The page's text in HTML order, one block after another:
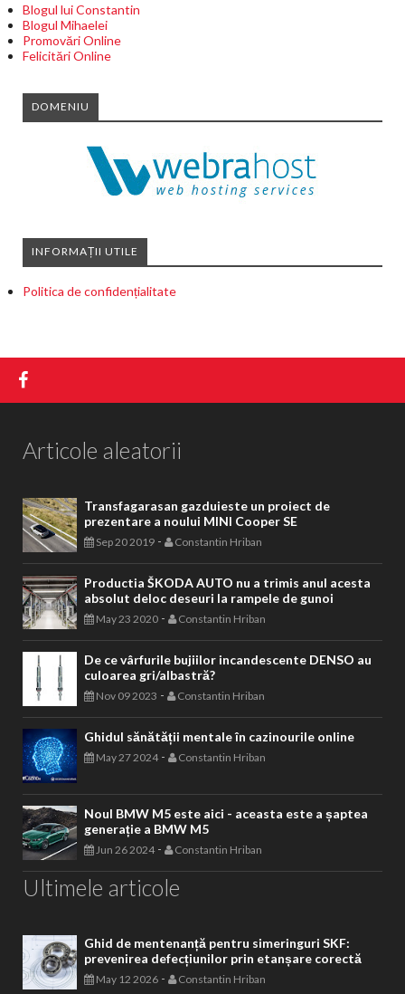
Blogul lui Constantin
Blogul Mihaelei
Promovări Online
Felicitări Online
DOMENIU
INFORMAȚII UTILE
Politica de confidențialitate
Articole aleatorii
Transfagarasan gazduieste un proiect de
prezentare a noului MINI Cooper SE
Sep 20 2019 - Constantin Hriban
Productia ŠKODA AUTO nu a trimis anul acesta
absolut deloc deseuri la rampele de gunoi
May 23 2020 - Constantin Hriban
De ce vârfurile bujiilor incandescente DENSO au
culoarea gri/albastră?
Nov 09 2023 - Constantin Hriban
Ghidul sănătății mentale în cazinourile online
May 27 2024- Constantin Hriban
Noul BMW M5 este aici - aceasta este a șaptea
generație a BMW M5
Jun 26 2024- Constantin Hriban
Ultimele articole
Ghid de mentenanță pentru simeringuri SKF:
prevenirea defecțiunilor prin etanșare corectă
May 12 2026 - Constantin Hriban